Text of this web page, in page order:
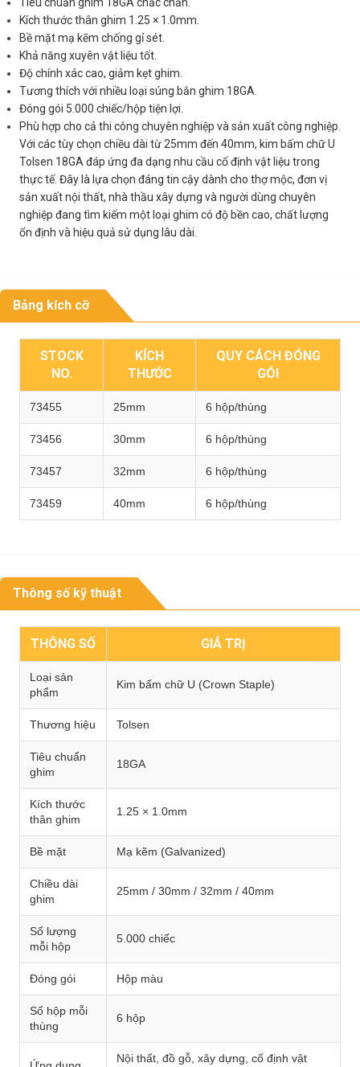
Kích thước thân ghim 1.25 × 1.0mm.
Bề mặt mạ kẽm chống gỉ sét.
Khả năng xuyên vật liệu tốt.
Độ chính xác cao, giảm kẹt ghim.
Tương thích với nhiều loại súng bắn ghim 18GA.
Đóng gói 5.000 chiếc/hộp tiện lợi.
Phù hợp cho cả thi công chuyên nghiệp và sản xuất công nghiệp.
Với các tùy chọn chiều dài từ 25mm đến 40mm, kim bấm chữ U
Tolsen 18GA đáp ứng đa dạng nhu cầu cố định vật liệu trong
thực tế. Đây là lựa chọn đáng tin cậy dành cho thợ mộc, đơn vị
sản xuất nội thất, nhà thầu xây dựng và người dùng chuyên
nghiệp đang tìm kiếm một loại ghim có độ bền cao, chất lượng
ổn định và hiệu quả sử dụng lâu dài.
Bảng kích cỡ
STOCK
NO.
KÍCH
THƯỚC
QUY CÁCH ĐÓNG
GÓI
73455 25mm 6 hộp/thùng
73456 30mm 6 hộp/thùng
73457 32mm 6 hộp/thùng
73459 40mm 6 hộp/thùng
Thông số kỹ thuật
THÔNG SỐ GIÁ TRỊ
Loại sản
phẩm
Kim bấm chữ U (Crown Staple)
Thương hiệu Tolsen
Tiêu chuẩn
ghim
18GA
Kích thước
thân ghim
1.25 × 1.0mm
Bề mặt Mạ kẽm (Galvanized)
Chiều dài
ghim
25mm / 30mm / 32mm / 40mm
Số lượng
mỗi hộp
5.000 chiếc
Đóng gói Hộp màu
Số hộp mỗi
thùng
6 hộp
Nội thất, đồ gỗ, xây dựng, cố định vật